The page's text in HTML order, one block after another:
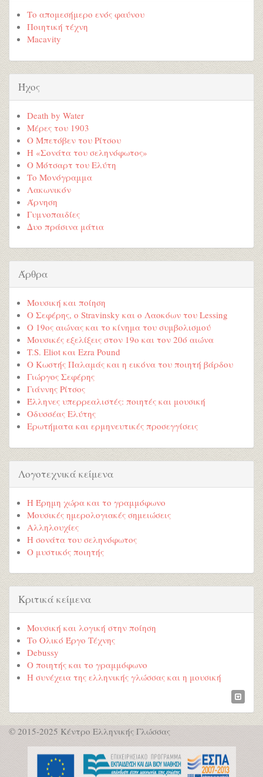
Το απομεσήμερο ενός φαύνου
Ποιητική τέχνη
Macavity
Ήχος
Death by Water
Μέρες του 1903
Ο Μπετόβεν του Ρίτσου
Η «Σονάτα του σεληνόφωτος»
Ο Μότσαρτ του Ελύτη
Το Μονόγραμμα
Λακωνικόν
Άρνηση
Γυμνοπαιδίες
Δυο πράσινα μάτια
Άρθρα
Μουσική και ποίηση
Ο Σεφέρης, ο Stravinsky και ο Λαοκόων του Lessing
Ο 19ος αιώνας και το κίνημα του συμβολισμού
Μουσικές εξελίξεις στον 19ο και τον 20ό αιώνα
T.S. Eliot και Ezra Pound
Ο Κωστής Παλαμάς και η εικόνα του ποιητή βάρδου
Γιώργος Σεφέρης
Γιάννης Ρίτσος
Έλληνες υπερρεαλιστές: ποιητές και μουσική
Οδυσσέας Ελύτης
Ερωτήματα και ερμηνευτικές προσεγγίσεις
Λογοτεχνικά κείμενα
Η Έρημη χώρα και το γραμμόφωνο
Μουσικές ημερολογιακές σημειώσεις
Αλληλουχίες
Η σονάτα του σεληνόφωτος
Ο μυστικός ποιητής
Κριτικά κείμενα
Μουσική και λογική στην ποίηση
Το Ολικό Έργο Τέχνης
Debussy
Ο ποιητής και το γραμμόφωνο
Η συνέχεια της ελληνικής γλώσσας και η μουσική
© 2015-2025 Κέντρο Ελληνικής Γλώσσας